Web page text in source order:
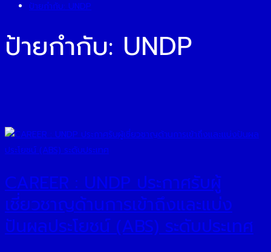
ป้ายกำกับ: UNDP
ป้ายกำกับ: UNDP
CAREER : UNDP ประกาศรับผู้
เชี่ยวชาญด้านการเข้าถึงและแบ่ง
ปันผลประโยชน์ (ABS) ระดับประเทศ